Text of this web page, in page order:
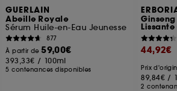
GUERLAIN
Abeille Royale
Sérum Huile-en-Eau Jeunesse
877
À partir de59,00€
393,33€ / 100ml
5 contenances disponibles
44,92€
Prix
89,84€ /
2
lecture de ces traceurs requiert votre
pouvez personnaliser vos choix
de ces cookies grâce au bouton
choix" ci-dessous ou décider de "tout
Sephora pourra associer les
navigation collectées par ces
finalités acceptées, avec les données
collectées ou générées lors de votre